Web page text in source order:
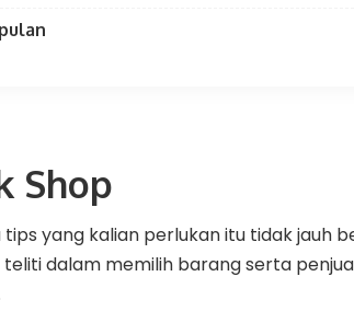
Shop
yang kalian perlukan itu tidak jauh
teliti dalam memilih barang serta